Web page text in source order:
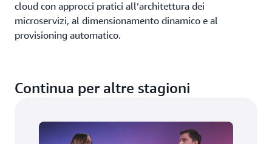
cloud con approcci pratici all’architettura dei
microservizi, al dimensionamento dinamico e al
provisioning automatico.
Manager, AWS, e Dewi Ramdaras, Senior Cloud
Registrati per guardare tutti gli episodi
Continua per altre stagioni